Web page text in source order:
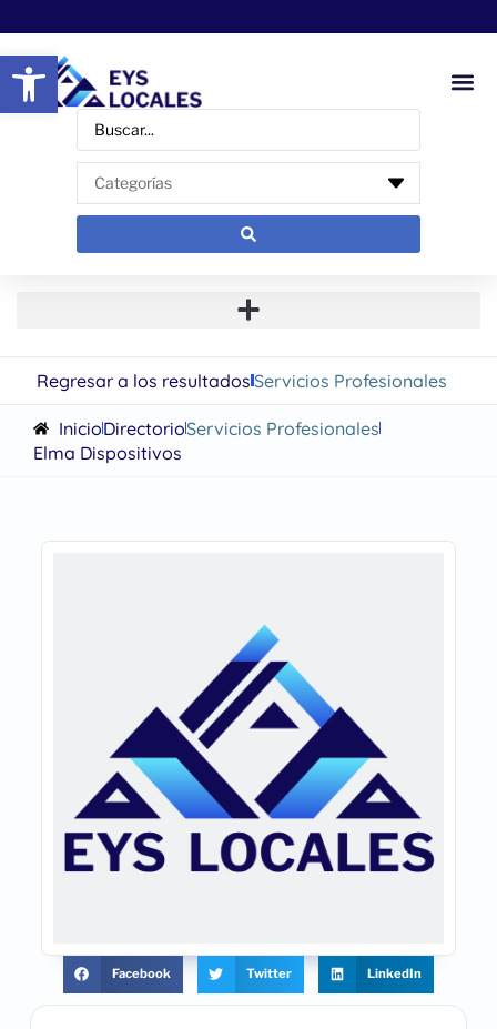
Abrir barra de herramientas
Regresar a los resultadosServicios Profesionales
InicioDirectorioServicios Profesionales
Elma Dispositivos
Facebook Twitter LinkedIn